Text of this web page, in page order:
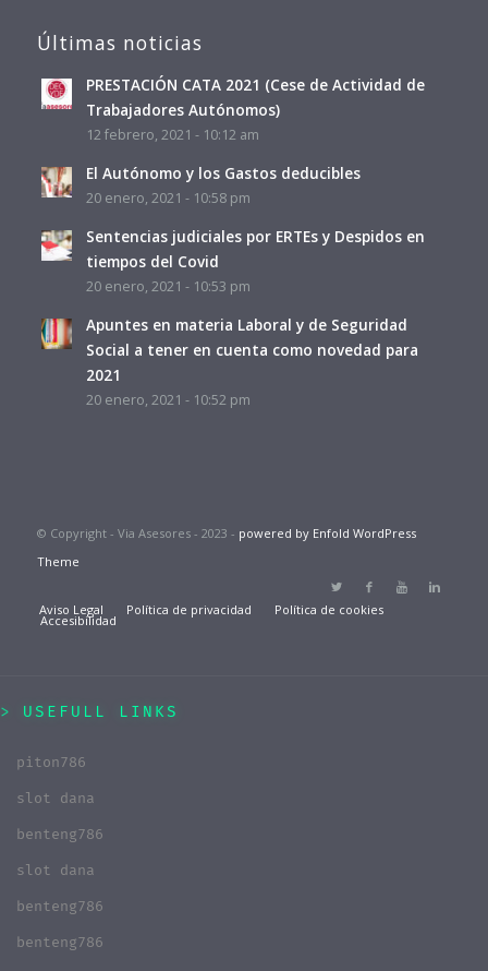
Últimas noticias
PRESTACIÓN CATA 2021 (Cese de Actividad de
Trabajadores Autónomos)
12 febrero, 2021 - 10:12 am
El Autónomo y los Gastos deducibles
20 enero, 2021 - 10:58 pm
Sentencias judiciales por ERTEs y Despidos en
tiempos del Covid
20 enero, 2021 - 10:53 pm
Apuntes en materia Laboral y de Seguridad
Social a tener en cuenta como novedad para
2021
20 enero, 2021 - 10:52 pm
© Copyright - Via Asesores - 2023 - powered by Enfold WordPress
Theme
Aviso Legal Política de privacidad Política de cookies
Accesibilidad
USEFULL LINKS
piton786
slot dana
benteng786
slot dana
benteng786
benteng786